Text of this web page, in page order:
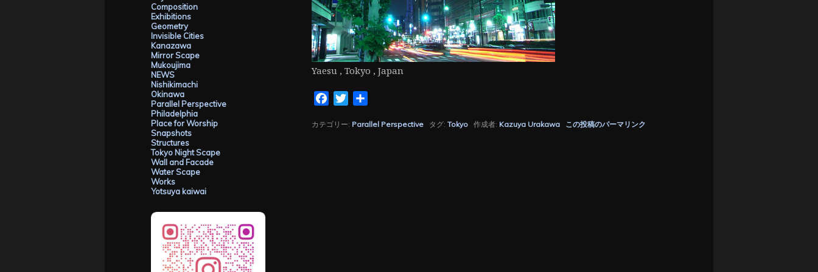
Yaesu , Tokyo , Japan
FacebookTwitter
カテゴリー: Parallel Perspective タグ: Tokyo 作成者: Kazuya Urakawa この投稿のパーマリンク
Composition
Exhibitions
Geometry
Invisible Cities
Kanazawa
Mirror Scape
Mukoujima
NEWS
Nishikimachi
Okinawa
Parallel Perspective
Philadelphia
Place for Worship
Snapshots
Structures
Tokyo Night Scape
Wall and Facade
Water Scape
Works
Yotsuya kaiwai